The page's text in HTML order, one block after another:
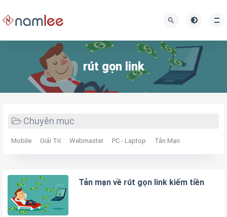
rút gọn link
Chuyên mục
Mobile Giải Trí Webmaster PC - Laptop Tản Mạn
Tản mạn về rút gọn link kiếm tiền